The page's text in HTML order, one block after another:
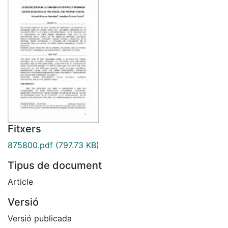
Fitxers
875800.pdf (797.73 KB)
Tipus de document
Article
Versió
Versió publicada